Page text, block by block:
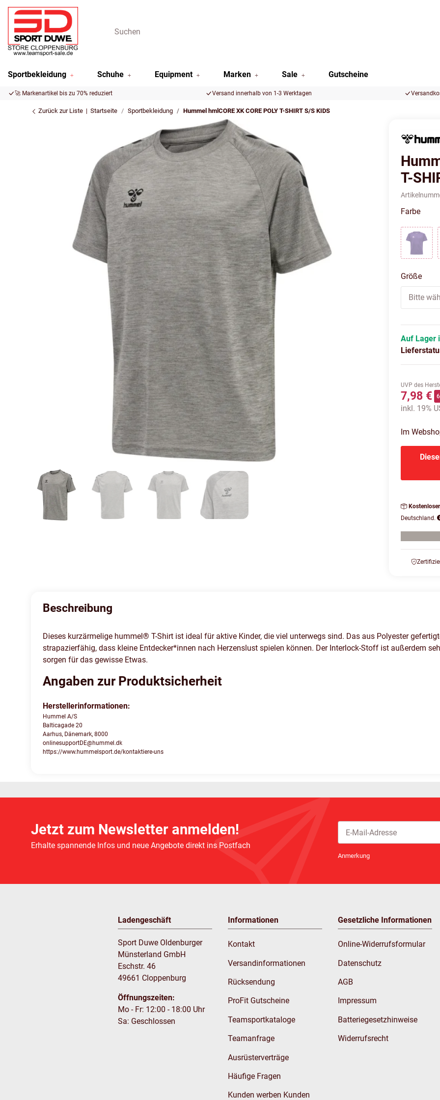
Sportbekleidung Schuhe Equipment Marken Sale Gutscheine
🚀 Markenartikel bis zu 70% reduziert Versand innerhalb von 1-3 Werktagen
Zurück zur Liste Startseite Sportbekleidung Hummel hmlCORE XK CORE POLY T-SHIRT S/S KIDS
T-
Farbe
Größe
Bitte
Auf Lager
UVP des
7,98 €
inkl. 19%
Im
Deutschland.
Beschreibung
Dieses kurzärmelige hummel® T-Shirt ist ideal für aktive Kinder, die viel unterwegs sind. Das aus Polyester
strapazierfähig, dass kleine Entdecker*innen nach Herzenslust spielen können. Der Interlock-Stoff ist außerdem
sorgen für das gewisse Etwas.
Angaben zur Produktsicherheit
Herstellerinformationen:
Hummel A/S
Balticagade 20
Aarhus, Dänemark, 8000
onlinesupportDE@hummel.dk
https://www.hummelsport.de/kontaktiere-uns
Jetzt zum Newsletter anmelden!
Erhalte spannende Infos und neue Angebote direkt ins Postfach
Anmerkung
Ladengeschäft
Sport Duwe Oldenburger
Münsterland GmbH
Eschstr. 46
49661 Cloppenburg
Öffnungszeiten:
Mo - Fr: 12:00 - 18:00 Uhr
Sa: Geschlossen
Informationen
Kontakt
Versandinformationen
Rücksendung
ProFit Gutscheine
Teamsportkataloge
Teamanfrage
Ausrüsterverträge
Häufige Fragen
Kunden werben Kunden
Gesetzliche Informationen
Online-Widerrufsformular
Datenschutz
AGB
Impressum
Batteriegesetzhinweise
Widerrufsrecht